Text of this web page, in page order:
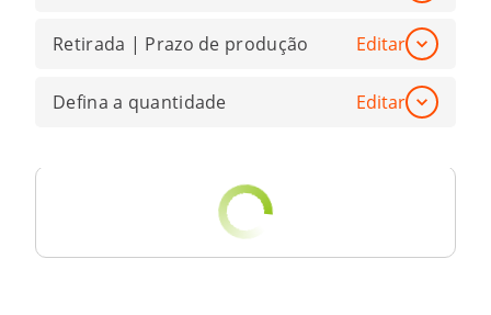
Retirada | Prazo de produção Editar
Defina a quantidade Editar